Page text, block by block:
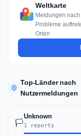
Weltkarte
Meldungen
Probleme
Orten
Top-Länder nach
Nutzermeldungen
🏳️
Unknown
1 reports